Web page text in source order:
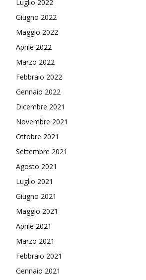
Luglio 2022
Giugno 2022
Maggio 2022
Aprile 2022
Marzo 2022
Febbraio 2022
Gennaio 2022
Dicembre 2021
Novembre 2021
Ottobre 2021
Settembre 2021
Agosto 2021
Luglio 2021
Giugno 2021
Maggio 2021
Aprile 2021
Marzo 2021
Febbraio 2021
Gennaio 2021